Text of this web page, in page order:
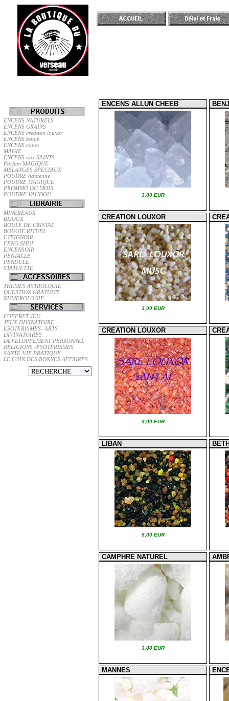
ENCENS NATURELS
ENCENS GRAINS
ENCENS creation louxor
ENCENS baton
ENCENS cones
MAGIE
ENCENS aux SAINTS
Parfum MAGIQUE
MELANGES SPECIAUX
POUDRE haitienne
POUDRE MAGIQUE
PROMMO DU MOIS
POUDRE VAUDOU
MINEREAUX
BIJOUX
BOULE DE CRISTAL
BOUGIE RITUEL
ETEIGNOIR
FENG SHUI
ENCENSOIR
PENTACLE
PENDULE
STATUETTE
THEMES ASTROLOGIE
QUESTION GRATUITE
NUMEROLOGIE
COFFRET JEU
JEUX DIVINATOIRE
ESOTERISMES- ARTS
DIVINATOIRES
DEVELOPPEMENT PERSONNEL
RELIGIONS -ESOTERISMES
SANTE-VIE PRATIQUE
LE COIN DES BONNES AFFAIRES
ENCENS ALLUN CHEEB
3,00 EUR
CREATION LOUXOR
3,00 EUR
CREATION LOUXOR
3,00 EUR
LIBAN
5,00 EUR
CAMPHRE NATUREL
3,00 EUR
MANNES